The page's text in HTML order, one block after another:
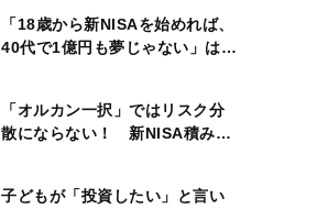
「18歳から新NISAを始めれば、
40代で1億円も夢じゃない」は本
「オルカン一択」ではリスク分
散にならない！ 新NISA積み立
子どもが「投資したい」と言い